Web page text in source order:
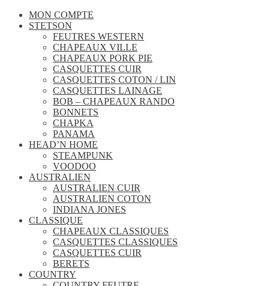
MON COMPTE
STETSON
FEUTRES WESTERN
CHAPEAUX VILLE
CHAPEAUX PORK PIE
CASQUETTES CUIR
CASQUETTES COTON / LIN
CASQUETTES LAINAGE
BOB – CHAPEAUX RANDO
BONNETS
CHAPKA
PANAMA
HEAD’N HOME
STEAMPUNK
VOODOO
AUSTRALIEN
AUSTRALIEN CUIR
AUSTRALIEN COTON
INDIANA JONES
CLASSIQUE
CHAPEAUX CLASSIQUES
CASQUETTES CLASSIQUES
CASQUETTES CUIR
BERETS
COUNTRY